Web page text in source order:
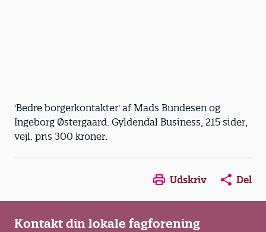
'Bedre borgerkontakter' af Mads Bundesen og
Ingeborg Østergaard. Gyldendal Business, 215 sider,
vejl. pris 300 kroner.
Opens in a new window
Opens in a new
Opens in
Udskriv Del
Kontakt din lokale fagforening